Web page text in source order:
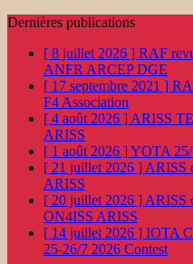
Dernières publications
[ 8 juillet 2026 ] RAF
ANFR ARCEP DGE
[ 17 septembre 2021 ]
F4 Association
[ 4 août 2026 ] ARISS
ARISS
[ 1 août 2026 ]YOTA 25/
[ 21 juillet 2026 ] ARISS
ARISS
[ 20 juillet 2026 ] ARISS
ON4ISS ARISS
[ 14 juillet 2026 ] IOTA
25-26/7 2026 Contest